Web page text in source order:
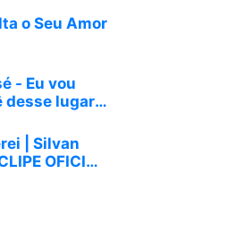
o Seu Amor
- Eu vou
desse lugar -
| Silvan
OFICIAL